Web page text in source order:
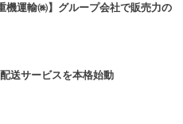
機運輸㈱】グループ会社で販売力の
送サービスを本格始動